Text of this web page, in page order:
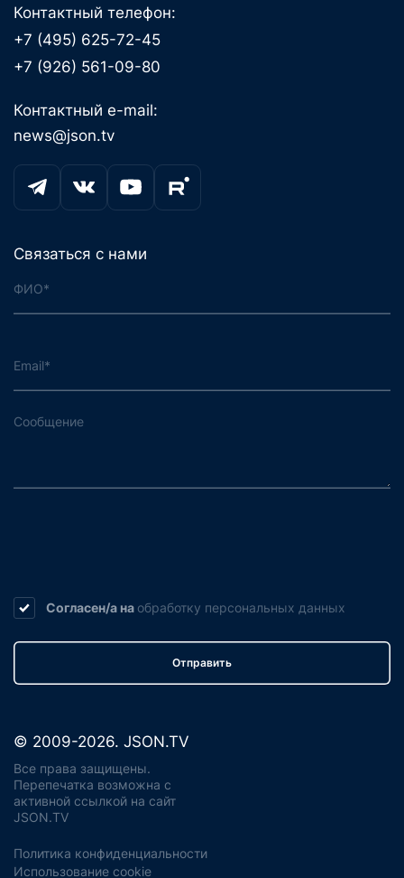
Контактный телефон:
+7 (495) 625-72-45
+7 (926) 561-09-80
Контактный e-mail:
news@json.tv
Связаться с нами
Согласен/а на обработку персональных данных
Отправить
© 2009-2026. JSON.TV
Все права защищены.
Перепечатка возможна с
активной ссылкой на сайт
JSON.TV
Политика конфиденциальности
Использование cookie